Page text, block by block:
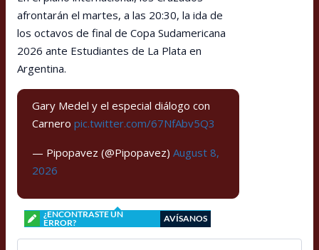
afrontarán el martes, a las 20:30, la ida de
los octavos de final de Copa Sudamericana
2026 ante Estudiantes de La Plata en
Argentina.
Gary Medel y el especial diálogo con
Carnero pic.twitter.com/67NfAbv5Q3
— Pipopavez (@Pipopavez) August 8,
2026
¿ENCONTRASTE UN
ERROR?
AVÍSANOS